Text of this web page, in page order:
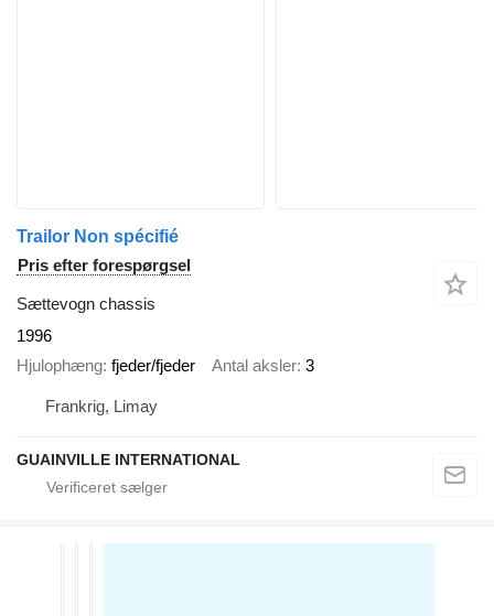
Trailor Non spécifié
Pris efter forespørgsel
Sættevogn chassis
1996
Hjulophæng fjeder/fjeder Antal aksler 3
Frankrig, Limay
GUAINVILLE INTERNATIONAL